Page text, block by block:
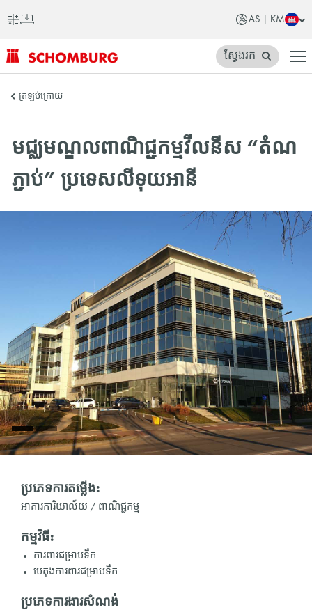
AS | KM
SCHOMBURG
ស្វែងរក
ត្រឡប់ក្រោយ
មជ្ឈមណ្ឌលពាណិជ្ជកម្មវីលនីស “តំណ
ភ្ជាប់” ប្រទេសលីទុយអានី
ប្រភេទការតម្លើង:
អាគារការិយាល័យ / ពាណិជ្ជកម្ម
កម្មវិធី:
ការពារជម្រាបទឹក
បេតុងការពារជម្រាបទឹក
ប្រភេទការងារសំណង់